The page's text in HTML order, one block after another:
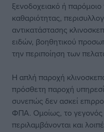
ξενοδοχειακό ή
καθαριότητας,
αντικατάστασης
ειδών, βοηθητικού
την περιποίηση των
Η απλή παροχή
πρόσθετη παροχή
συνεπώς δεν ασκεί
ΦΠΑ. Ομοίως, το γεγονός
περιλαμβάνονται και